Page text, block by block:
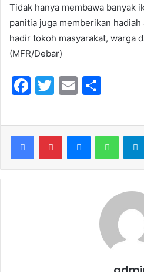
Tidak hanya membawa banyak
panitia juga memberikan
hadir tokoh masyarakat, warga
(MFR/Debar)
F
c
e
b
o
T
itt
er
E
ai
l
ar
e